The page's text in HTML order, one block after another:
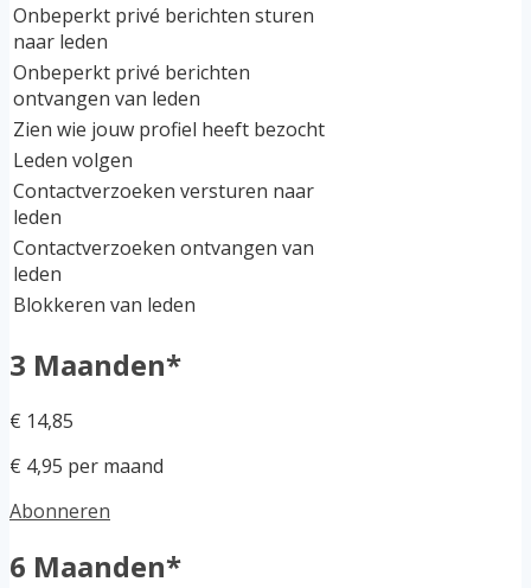
Onbeperkt privé berichten sturen
naar leden
Onbeperkt privé berichten
ontvangen van leden
Zien wie jouw profiel heeft bezocht
Leden volgen
Contactverzoeken versturen naar
leden
Contactverzoeken ontvangen van
leden
Blokkeren van leden
3 Maanden*
€ 14,85
€ 4,95 per maand
Abonneren
6 Maanden*